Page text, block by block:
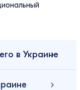
в Украине